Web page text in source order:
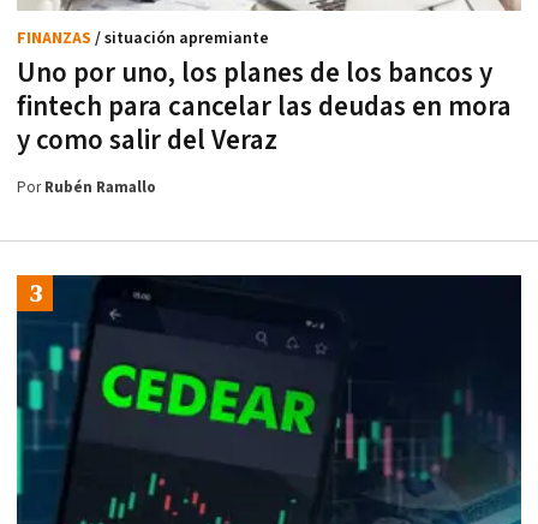
Uno por uno, los planes de los bancos y
fintech para cancelar las deudas en mora
y como salir del Veraz
FINANZAS / situación apremiante
PorRubén Ramallo